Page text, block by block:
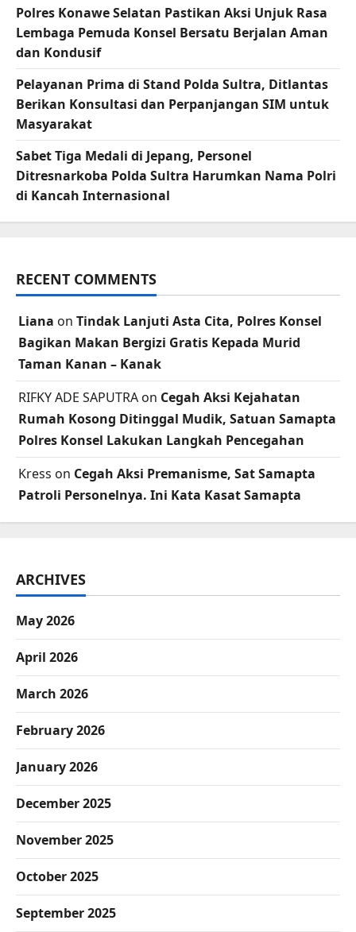
Polres Konawe Selatan Pastikan Aksi Unjuk Rasa
Lembaga Pemuda Konsel Bersatu Berjalan Aman
dan Kondusif
Pelayanan Prima di Stand Polda Sultra, Ditlantas
Berikan Konsultasi dan Perpanjangan SIM untuk
Masyarakat
Sabet Tiga Medali di Jepang, Personel
Ditresnarkoba Polda Sultra Harumkan Nama Polri
di Kancah Internasional
RECENT COMMENTS
Liana on Tindak Lanjuti Asta Cita, Polres Konsel
Bagikan Makan Bergizi Gratis Kepada Murid
Taman Kanan – Kanak
RIFKY ADE SAPUTRA on Cegah Aksi Kejahatan
Rumah Kosong Ditinggal Mudik, Satuan Samapta
Polres Konsel Lakukan Langkah Pencegahan
Kress on Cegah Aksi Premanisme, Sat Samapta
Patroli Personelnya. Ini Kata Kasat Samapta
ARCHIVES
May 2026
April 2026
March 2026
February 2026
January 2026
December 2025
November 2025
October 2025
September 2025